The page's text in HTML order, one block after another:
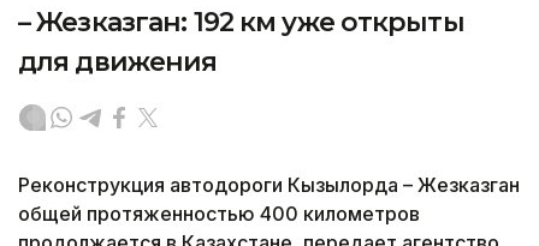
– Жезказган: 192 км уже открыты
для движения
Реконструкция автодороги Кызылорда – Жезказган
общей протяженностью 400 километров